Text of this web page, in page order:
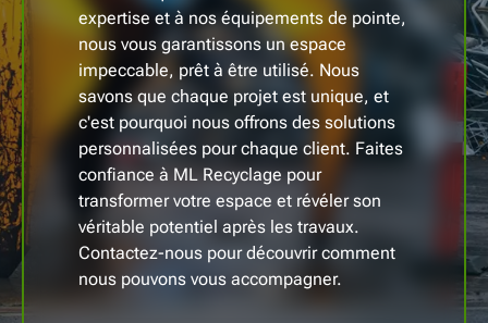
expertise et à nos équipements de pointe,
nous vous garantissons un espace
impeccable, prêt à être utilisé. Nous
savons que chaque projet est unique, et
c'est pourquoi nous offrons des solutions
personnalisées pour chaque client. Faites
confiance à ML Recyclage pour
transformer votre espace et révéler son
véritable potentiel après les travaux.
Contactez-nous pour découvrir comment
nous pouvons vous accompagner.